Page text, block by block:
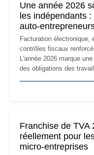
Une année 2026
les indépendants
auto-
Facturation électronique,
contrôles fiscaux
L'année 2026 marque
des obligations des
les auto-entrepreneurs
Franchise de TVA
réellement pour
micro-entreprises